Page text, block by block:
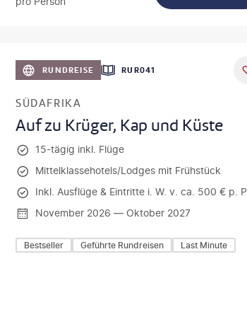
DEAL
RUNDREISE RUR041
SÜDAFRIKA
Auf zu Krüger, Kap und Küste
15-tägig inkl. Flüge
Mittelklassehotels/Lodges mit Frühstück
Inkl. Ausflüge & Eintritte i. W. v. ca. 500 € p. P.
November 2026 — Oktober 2027
Bestseller Geführte Rundreisen Last Minute